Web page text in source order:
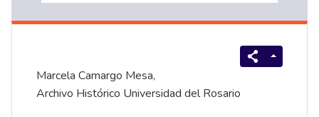
Marcela Camargo Mesa,
Archivo Histórico Universidad del Rosario